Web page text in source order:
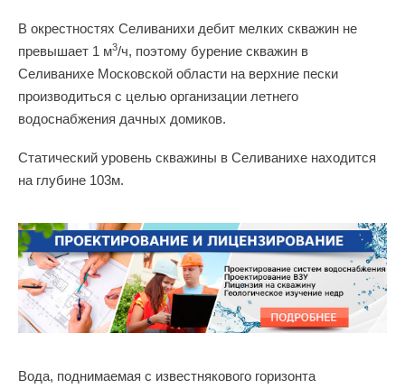
В окрестностях Селиванихи дебит мелких скважин не
превышает 1 м3/ч, поэтому бурение скважин в
Селиванихе Московской области на верхние пески
производиться с целью организации летнего
водоснабжения дачных домиков.
Статический уровень скважины в Селиванихе находится
на глубине 103м.
Вода, поднимаемая с известнякового горизонта